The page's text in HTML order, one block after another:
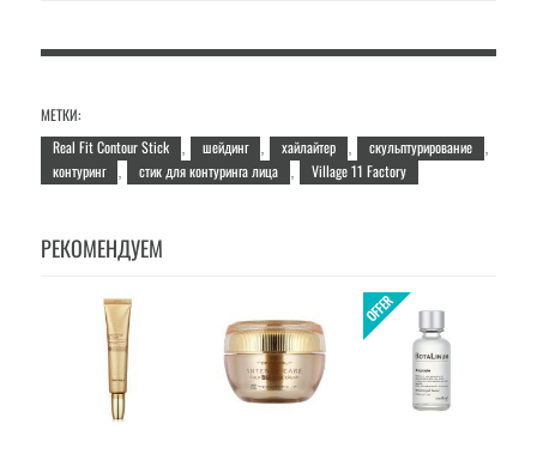
МЕТКИ:
Real Fit Contour Stick
шейдинг хайлайтер скульптурирование
контуринг стик для контуринга лица Village 11 Factory
РЕКОМЕНДУЕМ